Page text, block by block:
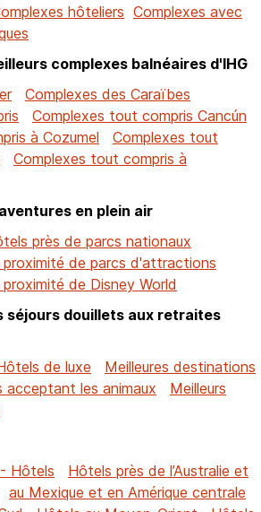
hôteliers Complexes avec
complexes balnéaires d'IHG
Complexes des Caraïbes
Complexes tout compris Cancún
à Cozumel
Complexes tout
Complexes tout compris à
en plein air
près de parcs nationaux
de parcs d'attractions
de Disney World
séjours douillets aux retraites
de luxe
Meilleures destinations
acceptant les animaux
Meilleurs
Hôtels
Hôtels près de l’Australie et
au Mexique et en Amérique centrale